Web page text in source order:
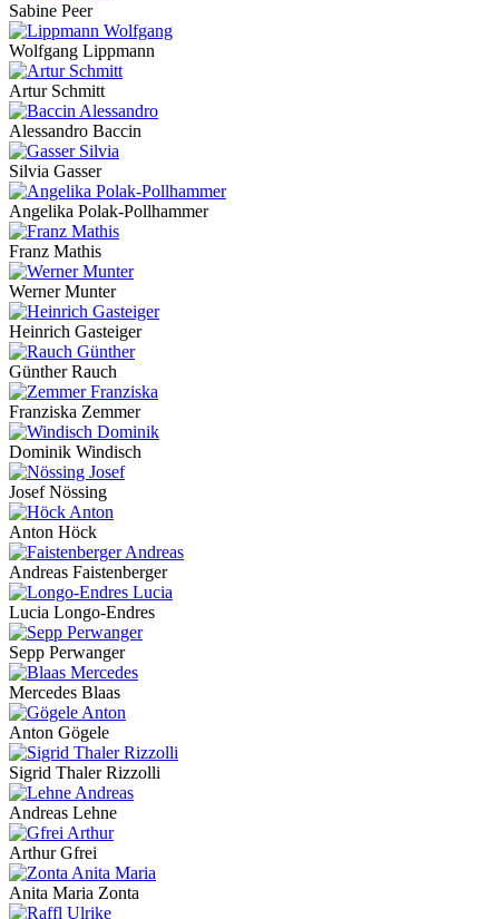
Sabine Peer
Wolfgang Lippmann
Artur Schmitt
Alessandro Baccin
Silvia Gasser
Angelika Polak-Pollhammer
Franz Mathis
Werner Munter
Heinrich Gasteiger
Günther Rauch
Franziska Zemmer
Dominik Windisch
Josef Nössing
Anton Höck
Andreas Faistenberger
Lucia Longo-Endres
Sepp Perwanger
Mercedes Blaas
Anton Gögele
Sigrid Thaler Rizzolli
Andreas Lehne
Arthur Gfrei
Anita Maria Zonta